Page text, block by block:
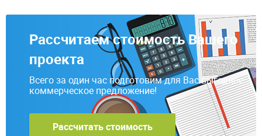
Рассчитаем стоимость Вашего
проекта
Всего за один час подготовим для Вас выгодное
коммерческое предложение!
Рассчитать стоимость